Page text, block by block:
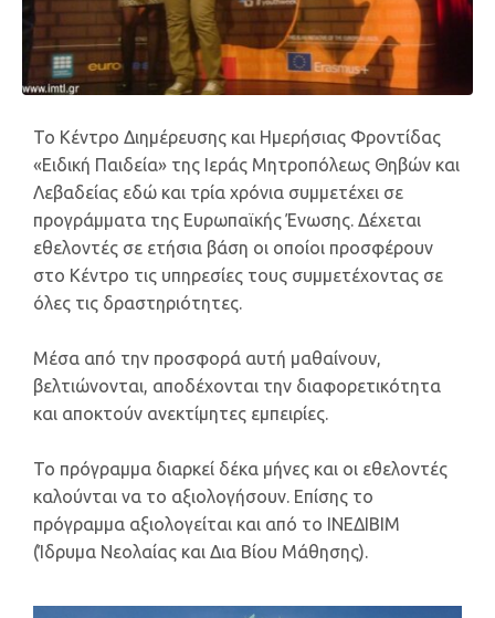
Το Κέντρο Διημέρευσης και Ημερήσιας Φροντίδας
«Ειδική Παιδεία» της Ιεράς Μητροπόλεως Θηβών και
Λεβαδείας εδώ και τρία χρόνια συμμετέχει σε
προγράμματα της Ευρωπαϊκής Ένωσης. Δέχεται
εθελοντές σε ετήσια βάση οι οποίοι προσφέρουν
στο Κέντρο τις υπηρεσίες τους συμμετέχοντας σε
όλες τις δραστηριότητες.
Μέσα από την προσφορά αυτή μαθαίνουν,
βελτιώνονται, αποδέχονται την διαφορετικότητα
και αποκτούν ανεκτίμητες εμπειρίες.
Το πρόγραμμα διαρκεί δέκα μήνες και οι εθελοντές
καλούνται να το αξιολογήσουν. Επίσης το
πρόγραμμα αξιολογείται και από το ΙΝΕΔΙΒΙΜ
(Ίδρυμα Νεολαίας και Δια Βίου Μάθησης).